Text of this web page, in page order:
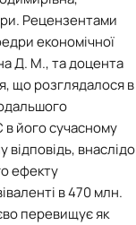
Рецензентами
економічної
Д. М., та доцента
що розглядалося в
в його сучасному
ефекту
в 470 млн.
перевищує як